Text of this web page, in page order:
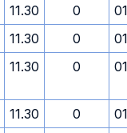
11.30 0
11.30 0
11.30 0
11.30 0